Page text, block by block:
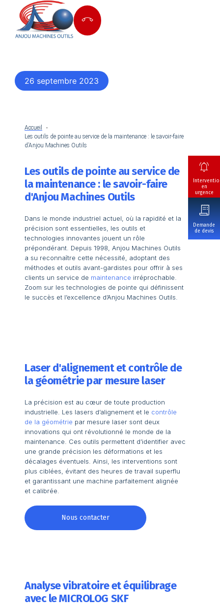
en
urgence
Demande
de devis
26 septembre 2023
Accueil
Les outils de pointe au service de la maintenance : le savoir-faire
d’Anjou Machines Outils
Les outils de pointe au service de
la maintenance : le savoir-faire
d'Anjou Machines Outils
Dans le monde industriel actuel, où la rapidité et la
précision sont essentielles, les outils et
technologies innovantes jouent un rôle
prépondérant. Depuis 1998, Anjou Machines Outils
a su reconnaître cette nécessité, adoptant des
méthodes et outils avant-gardistes pour offrir à ses
clients un service de maintenance irréprochable.
Zoom sur les technologies de pointe qui définissent
le succès et l’excellence d’Anjou Machines Outils.
Laser d'alignement et contrôle de
la géométrie par mesure laser
La précision est au cœur de toute production
industrielle. Les lasers d’alignement et le contrôle
de la géométrie par mesure laser sont deux
innovations qui ont révolutionné le monde de la
maintenance. Ces outils permettent d’identifier avec
une grande précision les déformations et les
décalages éventuels. Ainsi, les interventions sont
plus ciblées, évitant des heures de travail superflu
et garantissant une machine parfaitement alignée
et calibrée.
Nous contacter
Analyse vibratoire et équilibrage
avec le MICROLOG SKF